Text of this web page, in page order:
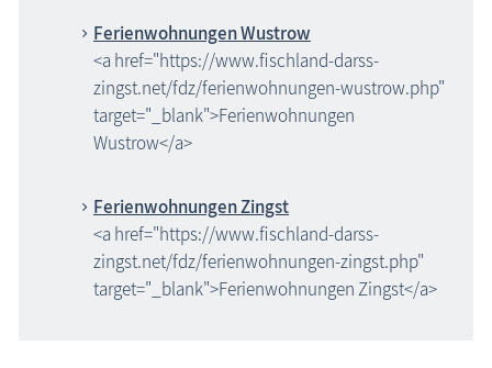
Ferienwohnungen Wustrow
<a href="https://www.fischland-darss-
zingst.net/fdz/ferienwohnungen-wustrow.php"
target="_blank">Ferienwohnungen
Wustrow</a>
Ferienwohnungen Zingst
<a href="https://www.fischland-darss-
zingst.net/fdz/ferienwohnungen-zingst.php"
target="_blank">Ferienwohnungen Zingst</a>